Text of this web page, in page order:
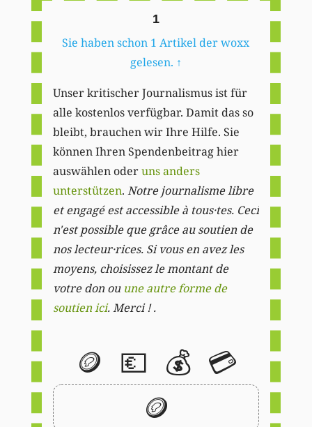
1
Sie haben schon 1 Artikel der woxx
gelesen. ↑
Unser kritischer Journalismus ist für
alle kostenlos verfügbar. Damit das so
bleibt, brauchen wir Ihre Hilfe. Sie
können Ihren Spendenbeitrag hier
auswählen oderuns anders
unterstützen. Notre journalisme libre
et engagé est accessible à tous·tes. Ceci
n'est possible que grâce au soutien de
nos lecteur·rices. Si vous en avez les
moyens, choisissez le montant de
votre don ou une autre forme de
soutien ici. Merci ! .
🪙 💶 💰 💳
🪙